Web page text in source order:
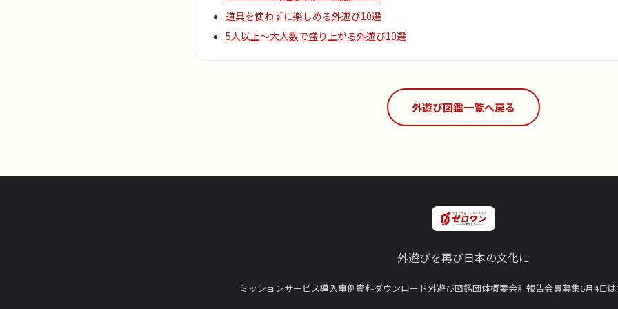
道具を使わずに楽しめる外遊び10選
5人以上〜大人数で盛り上がる外遊び10選
外遊び図鑑一覧へ戻る
外遊びを再び日本の文化に
ミッションサービス導入事例資料ダウンロード外遊び図鑑団体概要会計報告会員募集6月4日